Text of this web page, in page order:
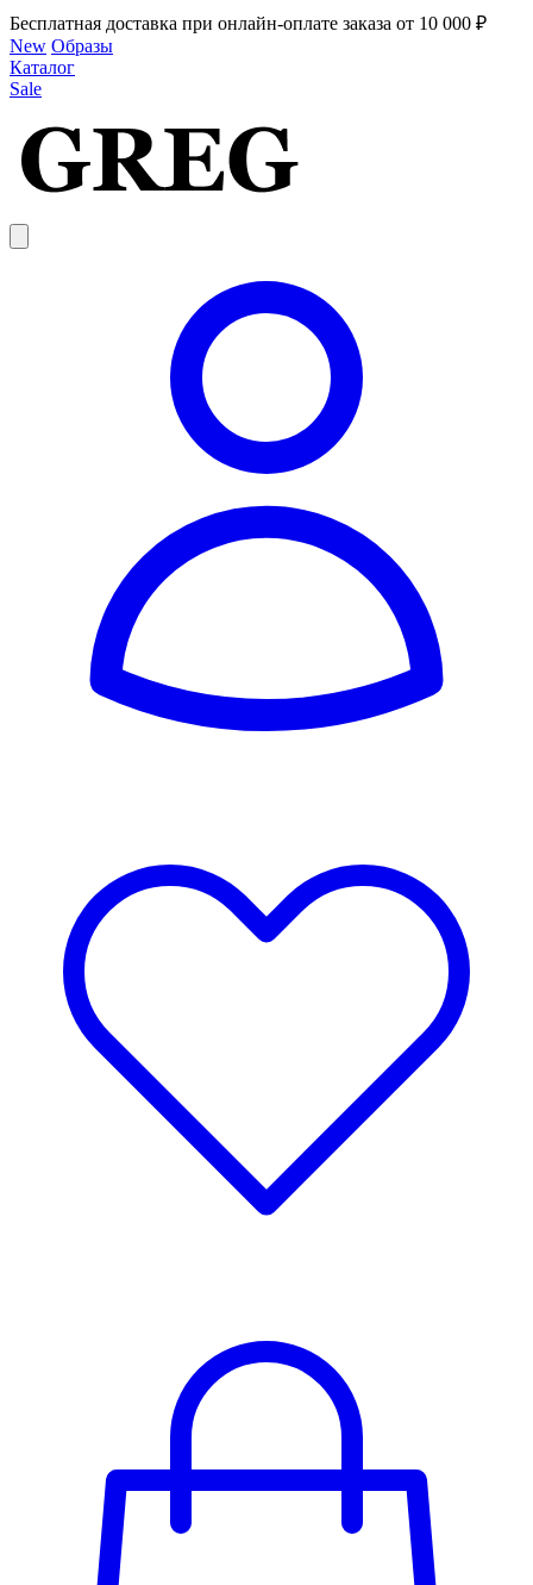
Бесплатная доставка при онлайн-оплате заказа от 10 000 ₽
New Образы
Каталог
Sale